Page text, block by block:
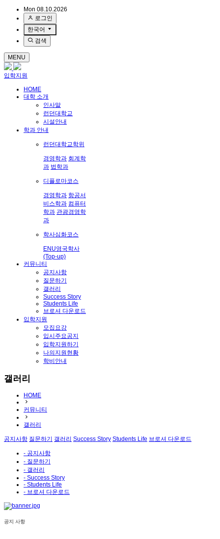
Mon 08.10.2026
로그인
한국어
검색
MENU
입학지원
HOME
대학 소개
인사말
런던대학교
시설안내
학과 안내
런던대학교학위
경영학과 회계학
과 법학과
디플로마코스
경영학과 항공서
비스학과 컴퓨터
학과 관광경영학
과
학사심화코스
ENU영국학사
(Top-up)
커뮤니티
공지사항
질문하기
갤러리
Success Story
Students Life
브로셔 다운로드
입학지원
모집요강
입시주요공지
입학지원하기
나의지원현황
학비안내
갤러리
HOME
커뮤니티
갤러리
공지사항 질문하기 갤러리 Success Story Students Life 브로셔 다운로드
- 공지사항
- 질문하기
- 갤러리
- Success Story
- Students Life
- 브로셔 다운로드
공지 사항